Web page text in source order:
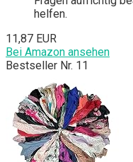
helfen.
11,87 EUR
Bei Amazon ansehen
Bestseller Nr. 11